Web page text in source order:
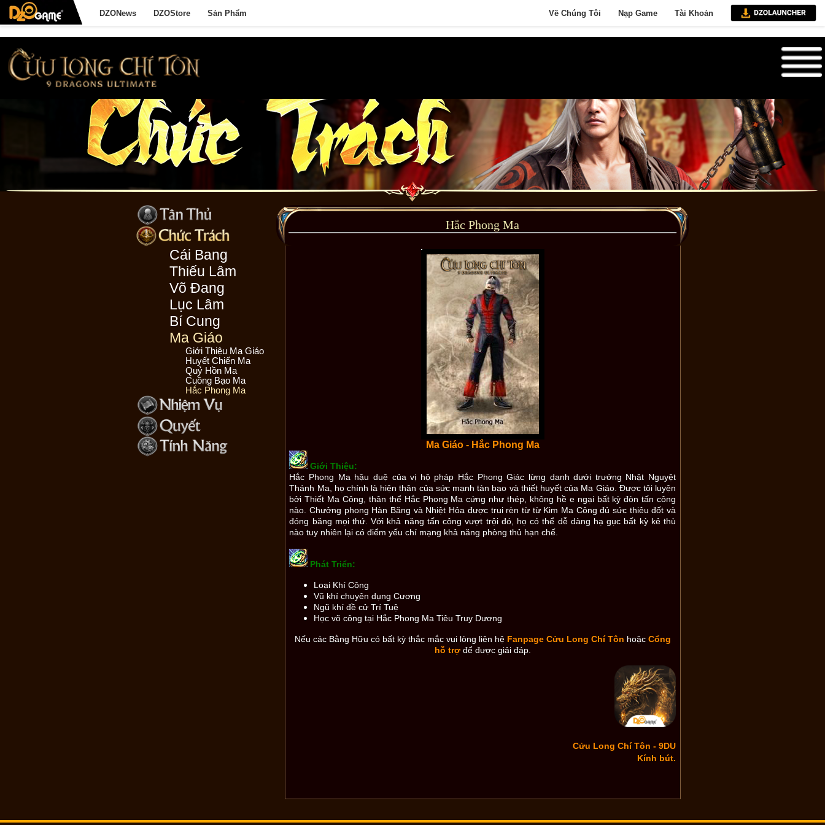
DZONews DZOStore Sản Phẩm Về Chúng Tôi Nạp Game Tài Khoản
Cái Bang
Thiếu Lâm
Võ Đang
Lục Lâm
Bí Cung
Ma Giáo
Giới Thiệu Ma Giáo
Huyết Chiến Ma
Quỷ Hồn Ma
Cuồng Bạo Ma
Hắc Phong Ma
Hắc Phong Ma
Ma Giáo - Hắc Phong Ma
Giới Thiệu:
Hắc Phong Ma hậu duệ của vị hộ pháp Hắc Phong Giác lừng danh dưới trướng Nhật Nguyệt
Thánh Ma, họ chính là hiện thân của sức mạnh tàn bạo và thiết huyết của Ma Giáo. Được tôi luyện
bởi Thiết Ma Công, thân thể Hắc Phong Ma cứng như thép, không hề e ngại bất kỳ đòn tấn công
nào. Chưởng phong Hàn Băng và Nhiệt Hỏa được trui rèn từ từ Kim Ma Công đủ sức thiêu đốt và
đóng băng mọi thứ. Với khả năng tấn công vượt trội đó, họ có thể dễ dàng hạ gục bất kỳ kẻ thù
nào tuy nhiên lại có điểm yếu chí mạng khả năng phòng thủ hạn chế.
Phát Triển:
Loại Khí Công
Vũ khí chuyên dụng Cương
Ngũ khí đề cử Trí Tuệ
Học võ công tại Hắc Phong Ma Tiêu Truy Dương
Nếu các Bằng Hữu có bất kỳ thắc mắc vui lòng liên hệ Fanpage Cửu Long Chí Tôn hoặc Cổng
hỗ trợđể được giải đáp.
Cửu Long Chí Tôn - 9DU
Kính bút.